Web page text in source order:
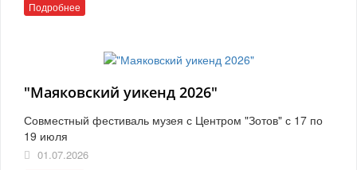
Подробнее
"Маяковский уикенд 2026"
Совместный фестиваль музея с Центром "Зотов" с 17 по
19 июля
01.07.2026